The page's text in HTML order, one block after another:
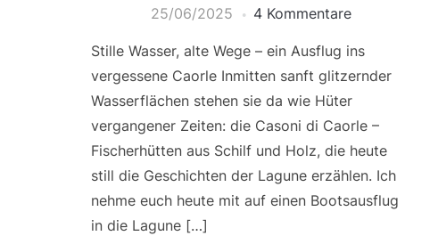
25/06/2025 4 Kommentare
Stille Wasser, alte Wege – ein Ausflug ins
vergessene Caorle Inmitten sanft glitzernder
Wasserflächen stehen sie da wie Hüter
vergangener Zeiten: die Casoni di Caorle –
Fischerhütten aus Schilf und Holz, die heute
still die Geschichten der Lagune erzählen. Ich
nehme euch heute mit auf einen Bootsausflug
in die Lagune […]